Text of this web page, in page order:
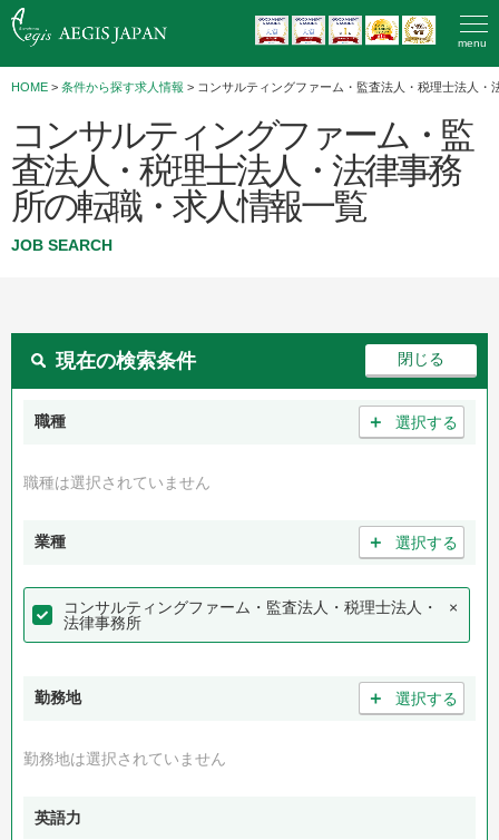
menu
HOME > 条件から探す求人情報 > コンサルティングファーム・監査法人・税理士法人・
コンサルティングファーム・監
査法人・税理士法人・法律事務
所の転職・求人情報一覧
JOB SEARCH
現在の検索条件
職種 ＋ 選択する
職種は選択されていません
業種 ＋ 選択する
コンサルティングファーム・監査法人・税理士法人・
法律事務所
×
勤務地 ＋ 選択する
勤務地は選択されていません
英語力